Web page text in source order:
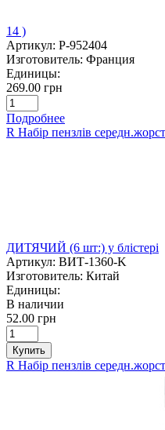
14 )
Артикул: P-952404
Изготовитель: Франция
Единицы:
269.00 грн
Подробнее
R Набір пензлів
ДИТЯЧИЙ (6 шт:) у блістері
Артикул: ВИТ-1360-K
Изготовитель: Китай
Единицы:
В наличии
52.00 грн
Купить
R Набір пензлів